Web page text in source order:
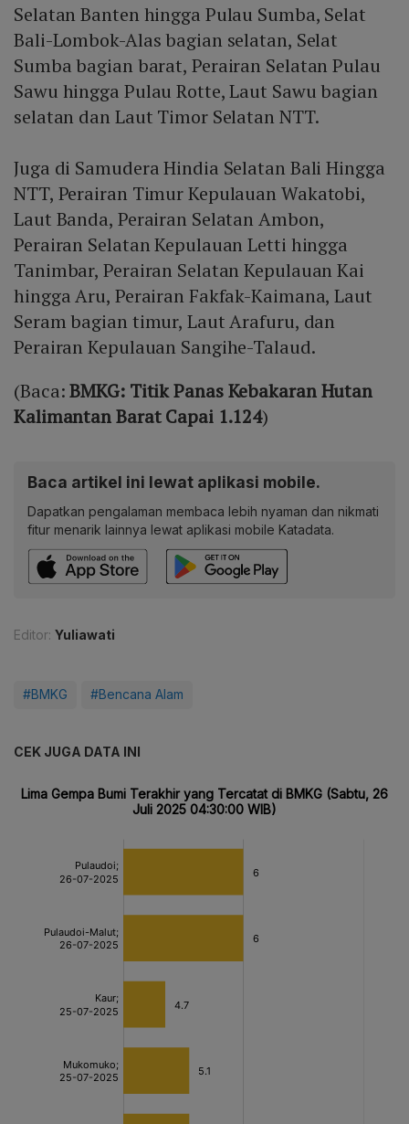
Selatan Banten hingga Pulau Sumba, Selat
Bali-Lombok-Alas bagian selatan, Selat
Sumba bagian barat, Perairan Selatan Pulau
Sawu hingga Pulau Rotte, Laut Sawu bagian
selatan dan Laut Timor Selatan NTT.
Juga di Samudera Hindia Selatan Bali Hingga
NTT, Perairan Timur Kepulauan Wakatobi,
Laut Banda, Perairan Selatan Ambon,
Perairan Selatan Kepulauan Letti hingga
Tanimbar, Perairan Selatan Kepulauan Kai
hingga Aru, Perairan Fakfak-Kaimana, Laut
Seram bagian timur, Laut Arafuru, dan
Perairan Kepulauan Sangihe-Talaud.
(Baca:BMKG: Titik Panas Kebakaran Hutan
Kalimantan Barat Capai 1.124)
Baca artikel ini lewat aplikasi mobile.
Dapatkan pengalaman membaca lebih nyaman dan nikmati
fitur menarik lainnya lewat aplikasi mobile Katadata.
Editor: Yuliawati
#BMKG #Bencana Alam
CEK JUGA DATA INI